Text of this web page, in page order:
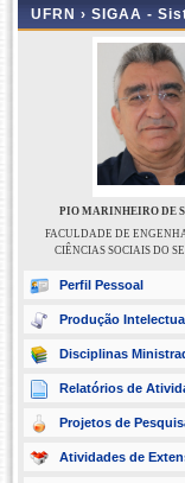
UFRN › SIGAA -
PIO MARINHEIRO DE
FACULDADE DE
CIÊNCIAS SOCIAIS DO
Perfil Pessoal
Produção
Disciplinas
Relatórios de
Projetos de
Atividades de